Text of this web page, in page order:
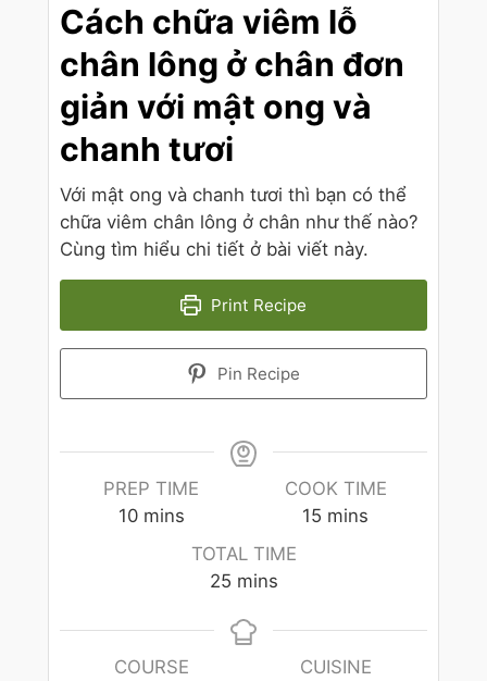
Cách chữa viêm lỗ
chân lông ở chân đơn
giản với mật ong và
chanh tươi
Với mật ong và chanh tươi thì bạn có thể
chữa viêm chân lông ở chân như thế nào?
Cùng tìm hiểu chi tiết ở bài viết này.
Print Recipe
Pin Recipe
PREP TIME
10 mins
COOK TIME
15 mins
TOTAL TIME
25 mins
COURSE
CUISINE